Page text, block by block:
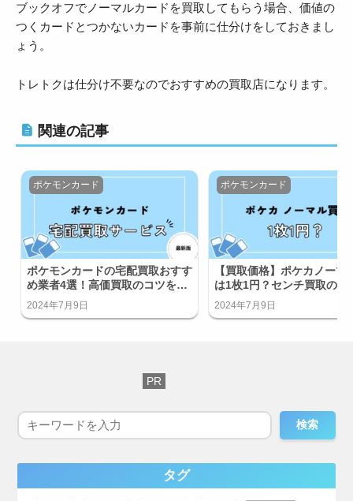
ブックオフでノーマルカードを買取してもらう場合、価値の
つくカードとつかないカードを事前に仕分けをしておきまし
ょう。
トレトクは仕分け不要なのでおすすめの買取店になります。
関連の記事
ポケモンカードの宅配買取おすす
め業者4選！高価買取のコツをご
紹介！
2024年7月9日
ポケモンカード
【買取価格】ポケカノーマ
は1枚1円？センチ買取の実
は！
2024年7月9日
ポケモンカード
検索
タグ